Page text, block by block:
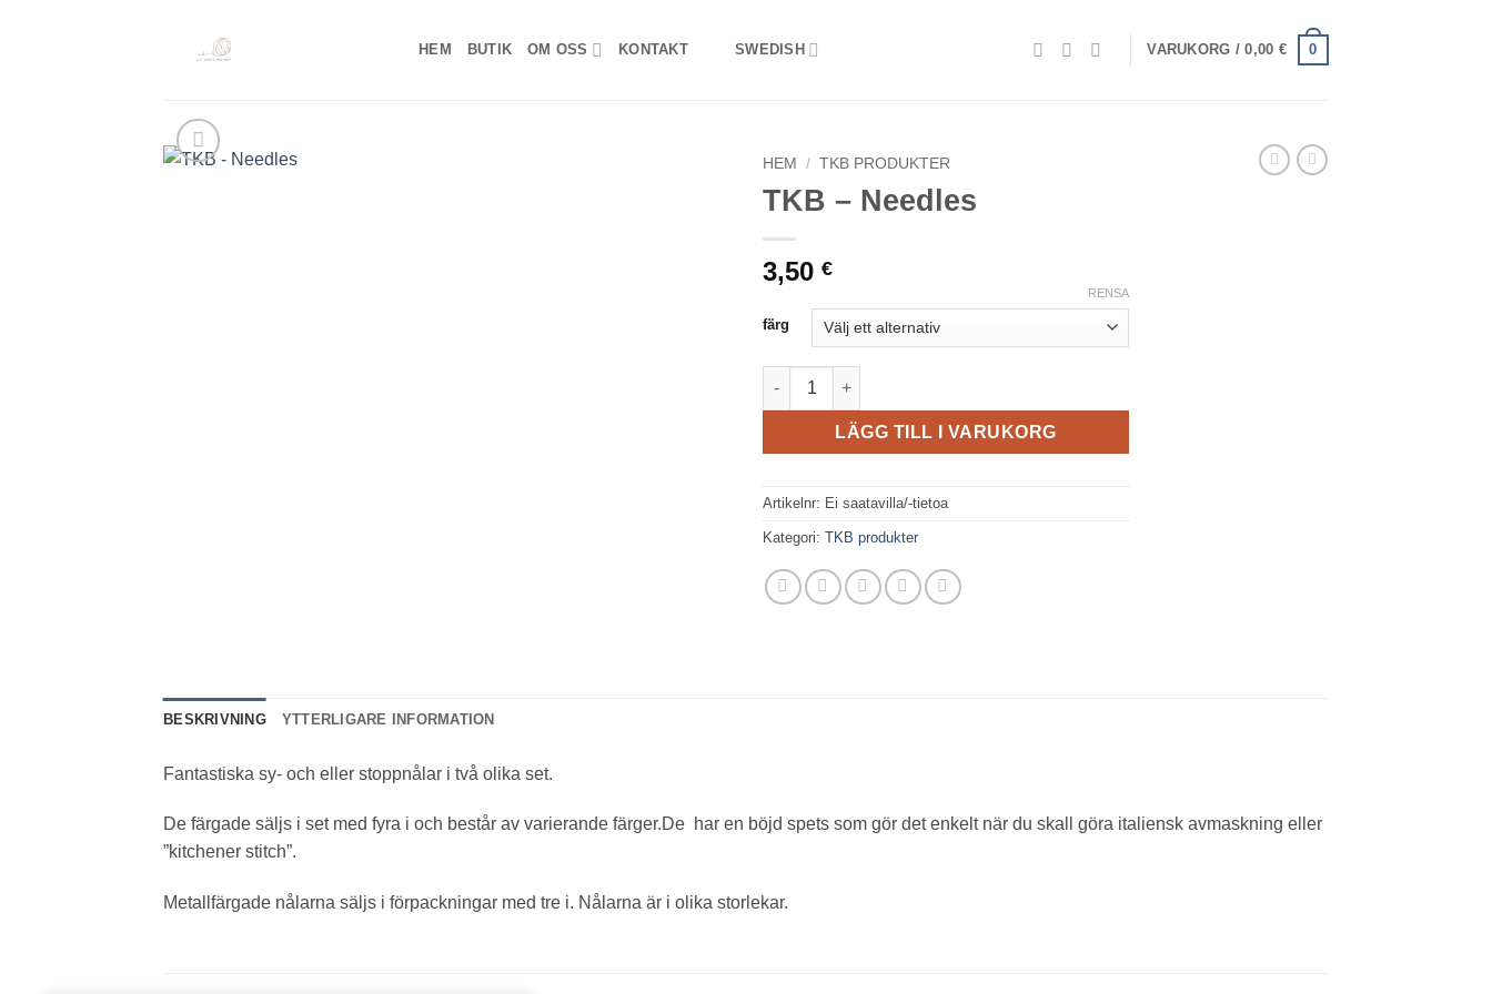
HEM BUTIK OM OSS KONTAKT SWEDISH VARUKORG /0,00 € 0
HEM / TKB PRODUKTER
TKB – Needles
3,50 €
färg
RENSA
TKB - Needles mängd
LÄGG TILL I VARUKORG
Artikelnr: Ei saatavilla/-tietoa
Kategori: TKB produkter
BESKRIVNING YTTERLIGARE INFORMATION
Fantastiska sy- och eller stoppnålar i två olika set.
De färgade säljs i set med fyra i och består av varierande färger.De har en böjd spets som gör det enkelt när du skall göra italiensk avmaskning eller
”kitchener stitch”.
Metallfärgade nålarna säljs i förpackningar med tre i. Nålarna är i olika storlekar.